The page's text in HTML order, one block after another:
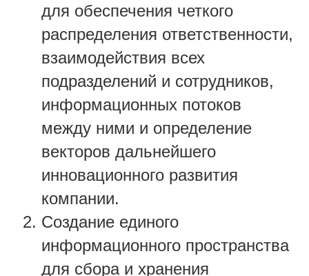
для обеспечения четкого
распределения ответственности,
взаимодействия всех
подразделений и сотрудников,
информационных потоков
между ними и определение
векторов дальнейшего
инновационного развития
компании.
Создание единого
информационного пространства
для сбора и хранения